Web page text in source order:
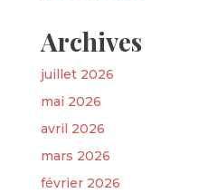
Archives
juillet 2026
mai 2026
avril 2026
mars 2026
février 2026